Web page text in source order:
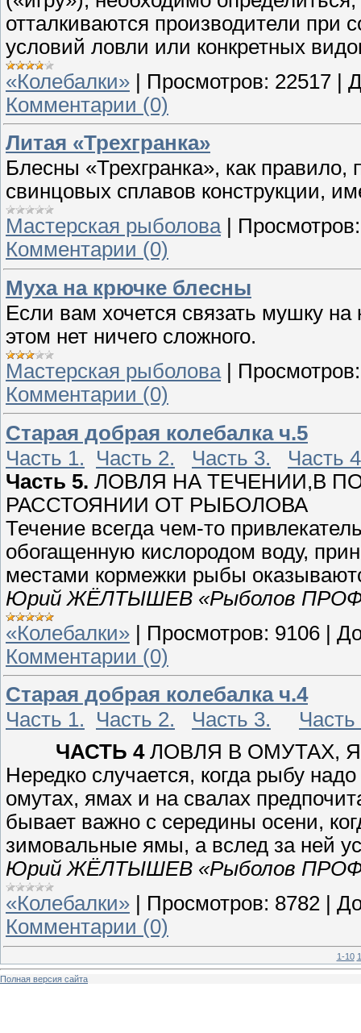
отталкиваются производители при
условий ловли или конкретных
«Колебалки» | Просмотров: 22517 |
Комментарии (0)
Литaя «Трехгранкa»
Блесны «Трехгранка», как
свинцовых сплавов конструкции,
Мастерская рыболова| Просмотров:
Комментарии (0)
Муха на крючке блесны
Если вам хочется связать мушку
этом нет ничего сложного.
Мастерская рыболова| Просмотров:
Комментарии (0)
Старая добрая колебалка ч.5
Часть 1.
Часть 2. Часть 3.
Часть
Часть 5. ЛОВЛЯ НА ТЕЧЕНИИ,В
РАССТОЯНИИ ОТ РЫБОЛОВА
Течение всегда чем-то
обогащенную кислородом воду,
местами кормежки рыбы
Юрий ЖЁЛТЫШЕВ «Рыболов
«Колебалки» | Просмотров: 9106 |
Комментарии (0)
Старая добрая колебалка ч.4
Часть 1.
Часть 2. Часть 3.
Часть
ЧАСТЬ 4ЛОВЛЯ В ОМУТАХ,
Нередко случается, когда рыбу
омутах, ямах и на свалах
бывает важно с середины осени,
зимовальные ямы, а вслед за ней
Юрий ЖЁЛТЫШЕВ «Рыболов
«Колебалки»
Просмотров: 8782
Комментарии (0)
1-10
Полная версия сайта